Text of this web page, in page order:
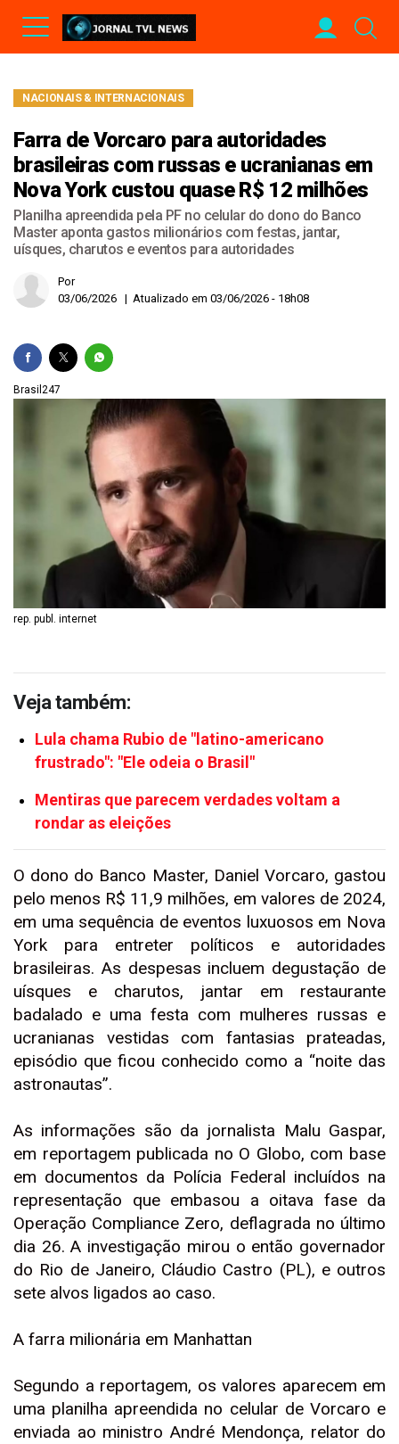
NACIONAIS & INTERNACIONAIS
Farra de Vorcaro para autoridades
brasileiras com russas e ucranianas em
Nova York custou quase R$ 12 milhões
Planilha apreendida pela PF no celular do dono do Banco
Master aponta gastos milionários com festas, jantar,
uísques, charutos e eventos para autoridades
Por
03/06/2026 | Atualizado em 03/06/2026 - 18h08
Brasil247
rep. publ. internet
Veja também:
Lula chama Rubio de "latino-americano
frustrado": "Ele odeia o Brasil"
Mentiras que parecem verdades voltam a
rondar as eleições
O dono do Banco Master, Daniel Vorcaro, gastou
pelo menos R$ 11,9 milhões, em valores de 2024,
em uma sequência de eventos luxuosos em Nova
York para entreter políticos e autoridades
brasileiras. As despesas incluem degustação de
uísques e charutos, jantar em restaurante
badalado e uma festa com mulheres russas e
ucranianas vestidas com fantasias prateadas,
episódio que ficou conhecido como a “noite das
astronautas”.
As informações são da jornalista Malu Gaspar,
em reportagem publicada no O Globo, com base
em documentos da Polícia Federal incluídos na
representação que embasou a oitava fase da
Operação Compliance Zero, deflagrada no último
dia 26. A investigação mirou o então governador
do Rio de Janeiro, Cláudio Castro (PL), e outros
sete alvos ligados ao caso.
A farra milionária em Manhattan
Segundo a reportagem, os valores aparecem em
uma planilha apreendida no celular de Vorcaro e
enviada ao ministro André Mendonça, relator do